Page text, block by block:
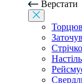
Верстати